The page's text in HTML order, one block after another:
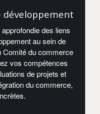
des liens
au sein de
Comité du commerce
vos compétences
de projets et
du commerce,